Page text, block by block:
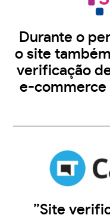
Durante o
o site
verificação
e-commerce
”Site